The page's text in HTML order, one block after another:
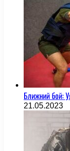
Ближний бой:
21.05.2023